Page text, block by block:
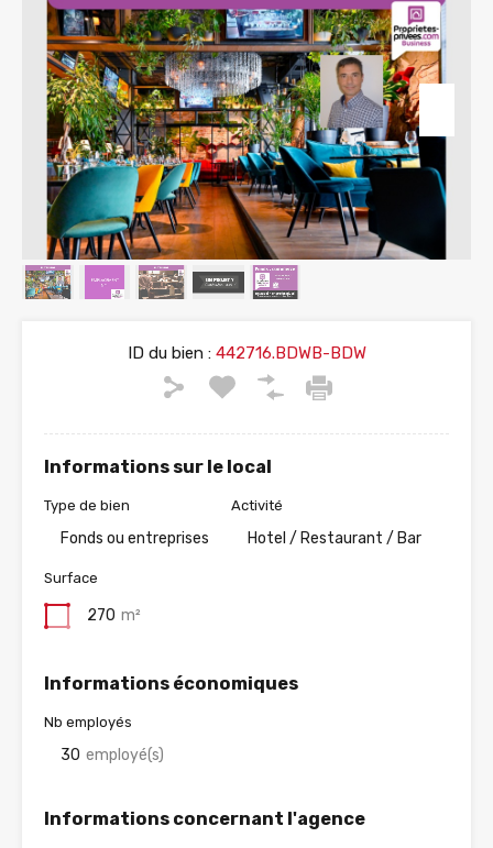
ID du bien :442716.BDWB-BDW
Informations sur le local
Type de bien
Fonds ou entreprises
Activité
Hotel / Restaurant / Bar
Surface
270 m²
Informations économiques
Nb employés
30 employé(s)
Informations concernant l'agence